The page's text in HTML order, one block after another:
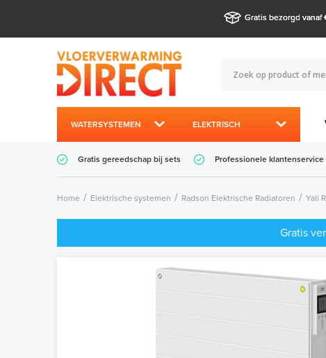
Gratis bezorgd vanaf
WATERSYSTEMEN ELEKTRISCH
Gratis gereedschap bij sets Professionele klantenservice
Home Elektrische systemen Radson Elektrische Radiatoren Yali
Gratis